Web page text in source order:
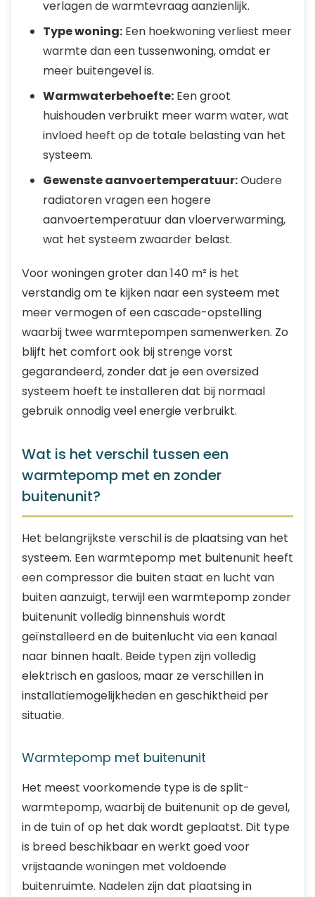
verlagen de warmtevraag aanzienlijk.
Type woning: Een hoekwoning verliest meer
warmte dan een tussenwoning, omdat er
meer buitengevel is.
Warmwaterbehoefte: Een groot
huishouden verbruikt meer warm water, wat
invloed heeft op de totale belasting van het
systeem.
Gewenste aanvoertemperatuur:Oudere
radiatoren vragen een hogere
aanvoertemperatuur dan vloerverwarming,
wat het systeem zwaarder belast.
Voor woningen groter dan 140 m² is het
verstandig om te kijken naar een systeem met
meer vermogen of een cascade-opstelling
waarbij twee warmtepompen samenwerken. Zo
blijft het comfort ook bij strenge vorst
gegarandeerd, zonder dat je een oversized
systeem hoeft te installeren dat bij normaal
gebruik onnodig veel energie verbruikt.
Wat is het verschil tussen een
warmtepomp met en zonder
buitenunit?
Het belangrijkste verschil is de plaatsing van het
systeem. Een warmtepomp met buitenunit heeft
een compressor die buiten staat en lucht van
buiten aanzuigt, terwijl een warmtepomp zonder
buitenunit volledig binnenshuis wordt
geïnstalleerd en de buitenlucht via een kanaal
naar binnen haalt. Beide typen zijn volledig
elektrisch en gasloos, maar ze verschillen in
installatiemogelijkheden en geschiktheid per
situatie.
Warmtepomp met buitenunit
Het meest voorkomende type is de split-
warmtepomp, waarbij de buitenunit op de gevel,
in de tuin of op het dak wordt geplaatst. Dit type
is breed beschikbaar en werkt goed voor
vrijstaande woningen met voldoende
buitenruimte. Nadelen zijn dat plaatsing in